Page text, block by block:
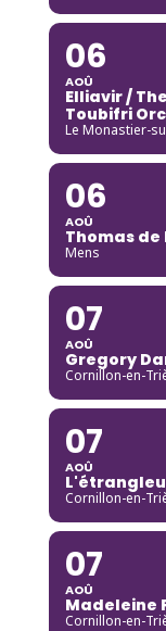
06
AOÛ
Elliavir /
Toubifri
Le Monastier-
06
AOÛ
Thomas de
Mens
07
AOÛ
Gregory
Cornillon-en-
07
AOÛ
Cornillon-en-
07
AOÛ
Madeleine
Cornillon-en-